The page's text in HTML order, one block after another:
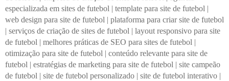
especializada em sites de futebol | template para site de futebol |
web design para site de futebol | plataforma para criar site de futebol
| serviços de criação de sites de futebol | layout responsivo para site
de futebol | melhores práticas de SEO para sites de futebol |
otimização para site de futebol | conteúdo relevante para site de
futebol | estratégias de marketing para site de futebol | site campeão
de futebol | site de futebol personalizado | site de futebol interativo |